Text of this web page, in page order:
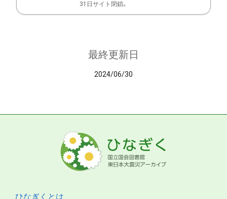
31日サイト閉鎖。
最終更新日
2024/06/30
ひなぎくとは